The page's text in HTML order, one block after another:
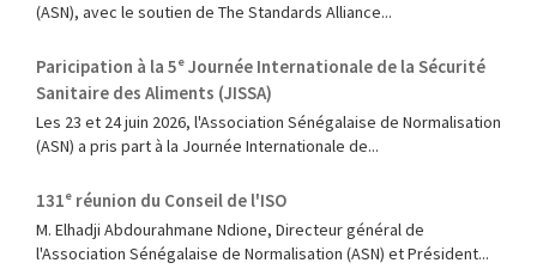
(ASN), avec le soutien de The Standards Alliance...
Paricipation à la 5ᵉ Journée Internationale de la Sécurité
Sanitaire des Aliments (JISSA)
‎Les 23 et 24 juin 2026, l'Association Sénégalaise de Normalisation
(ASN) a pris part à la Journée Internationale de...
131ᵉ réunion du Conseil de l'ISO
M. Elhadji Abdourahmane Ndione, Directeur général de
l'Association Sénégalaise de Normalisation (ASN) et Président...